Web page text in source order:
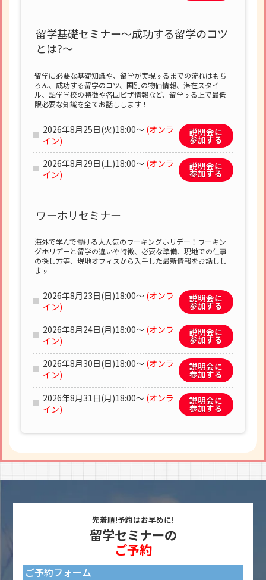
留学基礎セミナー～成功する留学のコツ
とは?～
留学に必要な基礎知識や、留学が実現するまでの流れはもち
ろん、成功する留学のコツ、国別の物価情報、滞在スタイ
ル、語学学校の特徴や各国ビザ情報など、留学する上で最低
限必要な知識を全てお話しします！
2026年8月25日(火)18:00～ (オンラ
イン)
説明会に
参加する
2026年8月29日(土)18:00～ (オンラ
イン)
説明会に
参加する
ワーホリセミナー
海外で学んで働ける大人気のワーキングホリデー！ワーキン
グホリデーと留学の違いや特徴、必要な準備、現地での仕事
の探し方等、現地オフィスから入手した最新情報をお話しし
ます
2026年8月23日(日)18:00～ (オンラ
イン)
説明会に
参加する
2026年8月24日(月)18:00～ (オンラ
イン)
説明会に
参加する
2026年8月30日(日)18:00～ (オンラ
イン)
説明会に
参加する
2026年8月31日(月)18:00～ (オンラ
イン)
説明会に
参加する
先着順!予約はお早めに!
留学セミナーの
ご予約
ご予約フォーム